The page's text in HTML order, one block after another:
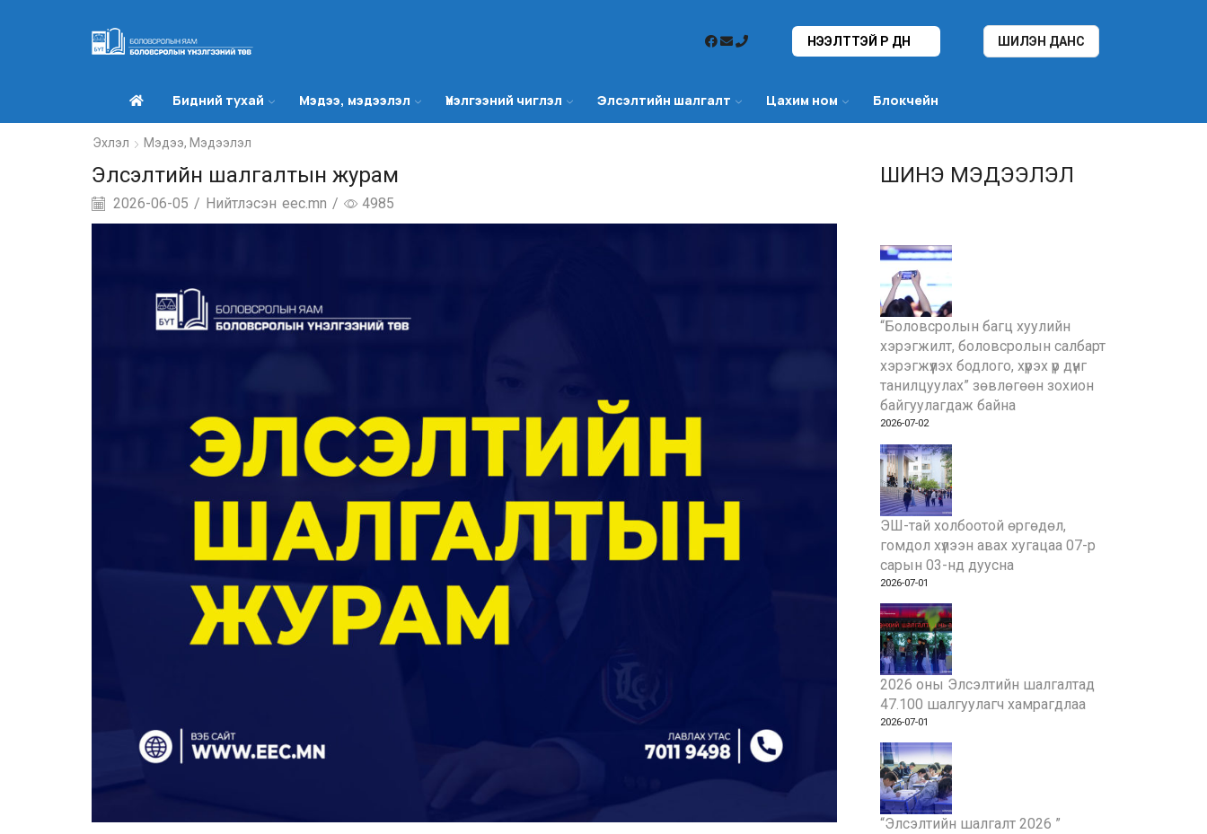
НЭЭЛТТЭЙ ҮР ДҮН ШИЛЭН ДАНС
Бидний тухай Мэдээ, мэдээлэл Үнэлгээний чиглэл Элсэлтийн шалгалт Цахим ном Блокчейн
Эхлэл Мэдээ, Мэдээлэл
Элсэлтийн шалгалтын журам
2026-06-05 / Нийтлэсэн eec.mn / 4985
ШИНЭ МЭДЭЭЛЭЛ
“Боловсролын багц хуулийн
хэрэгжилт, боловсролын салбарт
хэрэгжүүлэх бодлого, хүрэх үр дүнг
танилцуулах” зөвлөгөөн зохион
байгуулагдаж байна
2026-07-02
ЭШ-тай холбоотой өргөдөл,
гомдол хүлээн авах хугацаа 07-р
сарын 03-нд дуусна
2026-07-01
2026 оны Элсэлтийн шалгалтад
47.100 шалгуулагч хамрагдлаа
2026-07-01
“Элсэлтийн шалгалт 2026 ”